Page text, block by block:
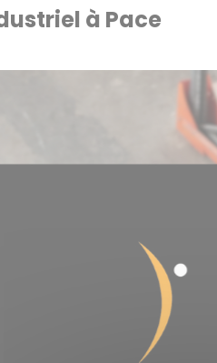
à Pace